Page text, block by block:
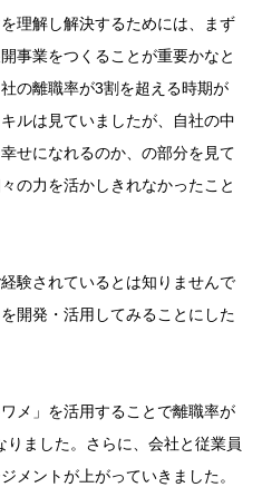
理解し解決するためには、まず
事業をつくることが重要かなと
の離職率が3割を超える時期が
ルは見ていましたが、自社の中
せになれるのか、の部分を見て
の力を活かしきれなかったこと
験されているとは知りませんで
開発・活用してみることにした
メ」を活用することで離職率が
ました。さらに、会社と従業員
メントが上がっていきました。